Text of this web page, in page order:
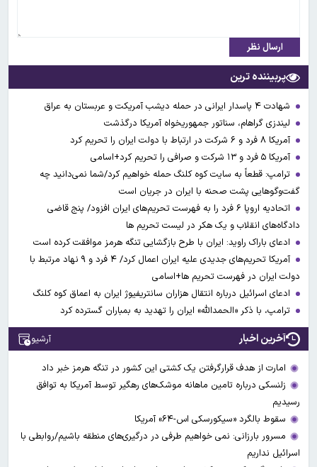
ارسال نظر
پربیننده ترین
شهادت ۴ پاسدار ایرانی در حمله دیشب آمریکت و عربستان به عراق
لیندزی گراهام، سناتور جمهوریخواه آمریکا درگذشت
آمریکا ۸ فرد و ۶ شرکت در ارتباط با دولت ایران را تحریم کرد
آمریکا ۵ فرد و ۱۳ شرکت و صرافی را تحریم کرد+اسامی
ترامپ: قطعاً به سایت کوه کلنگ حمله خواهیم کرد/شما نمی‌دانید چه
گفت‌وگوهایی پشت صحنه با ایران در جریان است
اتحادیه اروپا ۶ فرد را به فهرست تحریم‌های ایران افزود/ پنج قاضی
دادگاه‌های انقلاب و یک هکر در لیست تحریم ها
ادعای باراک راوید: ایران با طرح بازگشایی تنگه هرمز موافقت کرده است
آمریکا تحریم‌های جدیدی علیه ایران اعمال کرد/ ۴ فرد و ۹ نهاد مرتبط با
دولت ایران در فهرست تحریم ها+اسامی
ادعای اسرائیل درباره انتقال هزاران سانتریفیوژ ایران به اعماق کوه کلنگ
ترامپ، با ذکر «الحمدالله» ایران را تهدید به بمباران گسترده کرد
آخرین اخبار آرشیو
امارت از هدف قرارگرفتن یک کشتی این کشور در تنگه هرمز خبر داد
زلنسکی درباره تامین ماهانه موشک‌های رهگیر توسط آمریکا به توافق
رسیدیم
سقوط بالگرد «سیکورسکی اس-۶۴» آمریکا
مسرور بارزانی: نمی خواهیم طرفی در درگیری‌های منطقه باشیم/روابطی با
اسرائیل نداریم